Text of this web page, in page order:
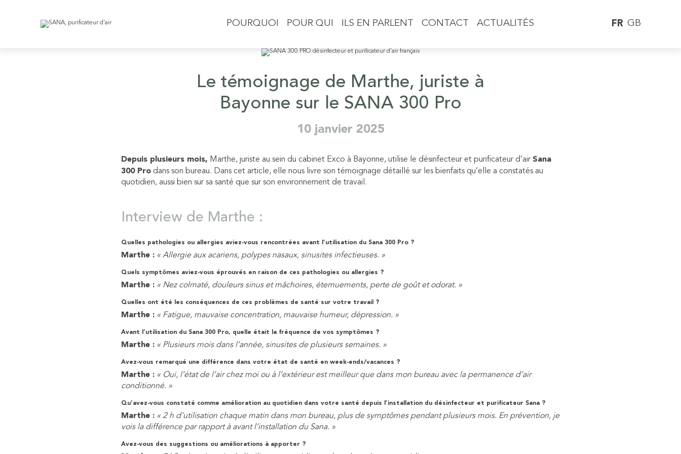
POURQUOI POUR QUI ILS EN PARLENT CONTACT ACTUALITÉS FR GB
Le témoignage de Marthe, juriste à
Bayonne sur le SANA 300 Pro
10 janvier 2025
Depuis plusieurs mois, Marthe, juriste au sein du cabinet Exco à Bayonne, utilise le désinfecteur et purificateur d’air Sana
300 Pro dans son bureau. Dans cet article, elle nous livre son témoignage détaillé sur les bienfaits qu’elle a constatés au
quotidien, aussi bien sur sa santé que sur son environnement de travail.
Interview de Marthe :
Quelles pathologies ou allergies aviez-vous rencontrées avant l’utilisation du Sana 300 Pro ?
Marthe : « Allergie aux acariens, polypes nasaux, sinusites infectieuses. »
Quels symptômes aviez-vous éprouvés en raison de ces pathologies ou allergies ?
Marthe : « Nez colmaté, douleurs sinus et mâchoires, éternuements, perte de goût et odorat. »
Quelles ont été les conséquences de ces problèmes de santé sur votre travail ?
Marthe : « Fatigue, mauvaise concentration, mauvaise humeur, dépression. »
Avant l’utilisation du Sana 300 Pro, quelle était la fréquence de vos symptômes ?
Marthe : « Plusieurs mois dans l’année, sinusites de plusieurs semaines. »
Avez-vous remarqué une différence dans votre état de santé en week-ends/vacances ?
Marthe : « Oui, l’état de l’air chez moi ou à l’extérieur est meilleur que dans mon bureau avec la permanence d’air
conditionné. »
Qu’avez-vous constaté comme amélioration au quotidien dans votre santé depuis l’installation du désinfecteur et purificateur Sana ?
Marthe : « 2 h d’utilisation chaque matin dans mon bureau, plus de symptômes pendant plusieurs mois. En prévention, je
vois la différence par rapport à avant l’installation du Sana. »
Avez-vous des suggestions ou améliorations à apporter ?